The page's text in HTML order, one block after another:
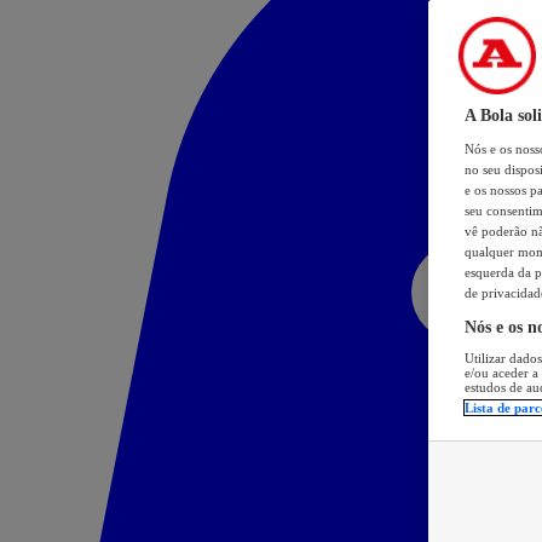
A Bola
Nós e os
no seu
e os nossos
seu
vê poderão
qualquer
esquerda da
de
Nós e os
Utilizar
e/ou aceder
estudos de
Lista de